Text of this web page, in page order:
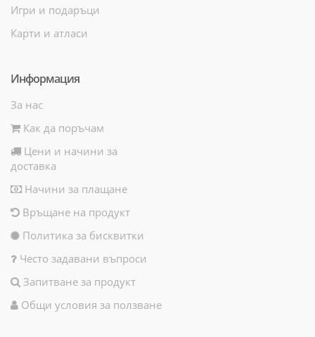
Игри и подаръци
Карти и атласи
Информация
За нас
Как да поръчам
Цени и начини за
доставка
Начини за плащане
Връщане на продукт
Политика за бисквитки
Често задавани въпроси
Запитване за продукт
Общи условия за ползване